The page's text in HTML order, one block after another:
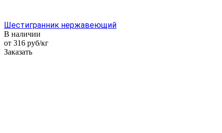
Шестигранник нержавеющий
В наличии
от 316 руб/кг
Заказать